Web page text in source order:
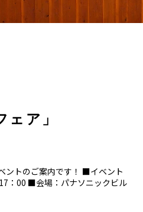
ェア」
ントのご案内です！ ■イベント
：00 ■会場：パナソニックビル